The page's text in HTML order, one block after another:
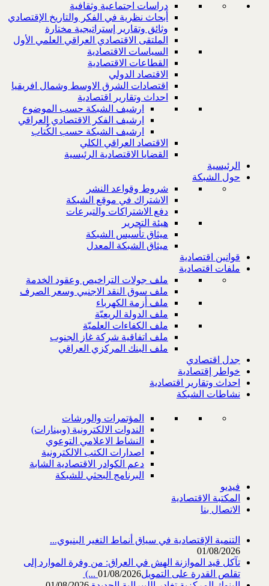
دراسات اجتماعية وثقافية
أبحاث نظرية في الفكر والتاريخ الإقتصادي
وثائق وتقارير إستراتيجية مختارة
الملتقى الاقتصادي العراقي العلمي الأول
السياسات الاقتصادية
القطاعات الاقتصادية
الاقتصاد الدولي
اقتصادات الشرق الاوسط وشمال افريقيا
احداث وتقارير اقتصادية
ارشيف الشبكة حسب الموضوع
ارشيف الفكر الاقتصادي العراقي
ارشيف الشبكة حسب الكُتاب
الاقتصاد العراقي الكلي
القضايا الاقتصادية الرئيسية
الرئيسية
حول الشبكة
شروط وقواعد النشر
الاشتراك في موقع الشبكة
دفع الاشتراكات والتبرعات
هيئة التحرير
ميثاق تأسيس الشبكة
ميثاق الشبكة المعدل
قوانين اقتصادية
ملفات اقتصادية
ملف جولات التراخيص وعقود الخدمة
ملف سوق النقد الاجنبي وسعر الصرف
ملف أزمة الكهرباء
ملف الدولة الريعيّة
ملف الكفاءات العلميّة
ملف اتفاقية شركة غاز الجنوب
ملف البنك المركزي العراقي
جدل اقتصادي
خواطر إقتصادية
احداث وتقارير اقتصادية
نشاطات الشبكة
المؤتمرات والورشات
الندوات الالكترونية (وبينارات)
النشاط الاعلامي التوعوي
اصدارات الكتب الالكترونية
دعم الكوادر الاقتصادية الشابة
البرنامج البحثي للشبكة
فيديو
المكتبة الاقتصادية
الاتصال بنا
التنمية الإقتصادية في سياق أنماط التغير البنيوي...
01/08/2026
تآكل قيد الموازنة الهش في العراق: من وفرة الموارد إلى
تقلص القدرة على التمويل‎ (...01/08/2026